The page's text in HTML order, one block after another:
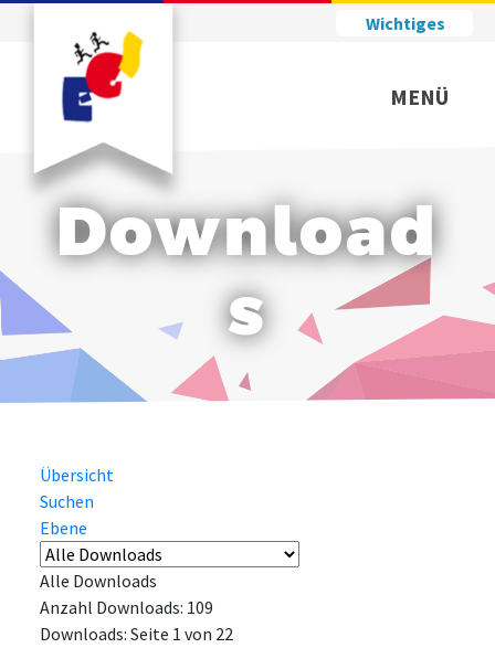
Wichtiges
MENÜ
Download
s
Übersicht
Suchen
Ebene
Alle Downloads
Anzahl Downloads: 109
Downloads: Seite 1 von 22